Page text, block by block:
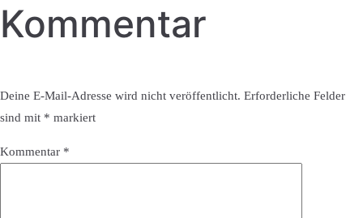
Kommentar
Deine E-Mail-Adresse wird nicht veröffentlicht. Erforderliche Felder
sind mit * markiert
Kommentar *